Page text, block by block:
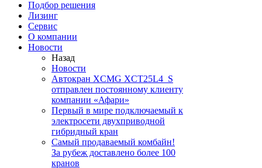
Подбор решения
Лизинг
Сервис
О компании
Новости
Назад
Новости
Автокран XCMG XCT25L4_S
отправлен постоянному клиенту
компании «Афари»
Первый в мире подключаемый к
электросети двухприводной
гибридный кран
Самый продаваемый комбайн!
За рубеж доставлено более 100
кранов